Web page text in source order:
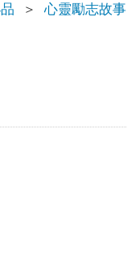
＞ 心靈勵志故事